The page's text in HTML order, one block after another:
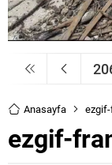
Anasayfa
ezgif-